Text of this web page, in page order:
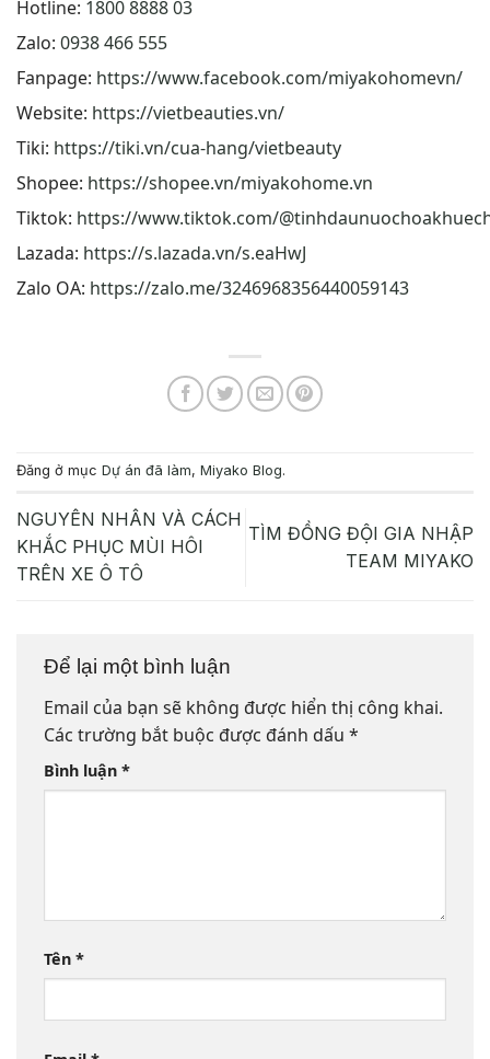
Hotline: 1800 8888 03
Zalo: 0938 466 555
Fanpage: https://www.facebook.com/miyakohomevn/
Website: https://vietbeauties.vn/
Tiki: https://tiki.vn/cua-hang/vietbeauty
Shopee: https://shopee.vn/miyakohome.vn
Tiktok: https://www.tiktok.com/
Lazada: https://s.lazada.vn/s.eaHwJ
Zalo OA: https://zalo.me/3246968356440059143
Đăng ở mục Dự án đã làm, Miyako Blog.
NGUYÊN NHÂN VÀ CÁCH
KHẮC PHỤC MÙI HÔI
TRÊN XE Ô TÔ
TÌM ĐỒNG ĐỘI GIA NHẬP
TEAM MIYAKO
Để lại một bình luận
Email của bạn sẽ không được hiển thị công khai.
Các trường bắt buộc được đánh dấu *
Bình luận *
Tên *